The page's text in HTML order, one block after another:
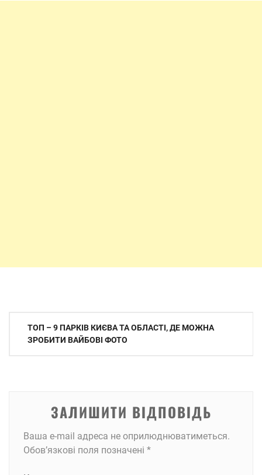
Навігація
записів
ТОП – 9 ПАРКІВ КИЄВА ТА ОБЛАСТІ, ДЕ МОЖНА
ЗРОБИТИ ВАЙБОВІ ФОТО
ЗАЛИШИТИ ВІДПОВІДЬ
Ваша e-mail адреса не оприлюднюватиметься.
Обов’язкові поля позначені *